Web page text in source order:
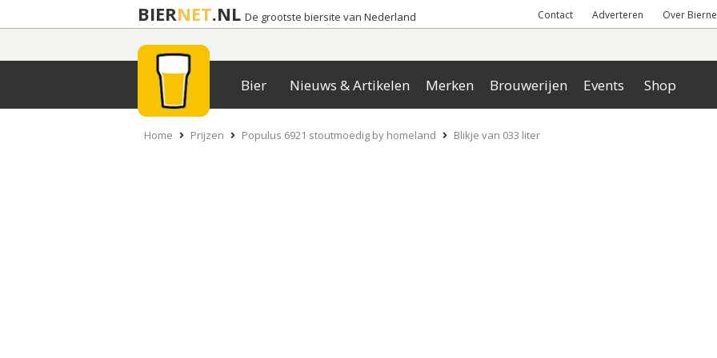
BIERNET.NL De grootste biersite van Nederland Contact Adverteren Over
Bier Nieuws & Artikelen Merken Brouwerijen Events Shop
Home Prijzen Populus 6921 stoutmoedig by homeland Blikje van 033 liter